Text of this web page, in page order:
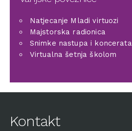
Natjecanje Mladi virtuozi
Majstorska radionica
Snimke nastupa i koncerata
Virtualna šetnja školom
Kontakt